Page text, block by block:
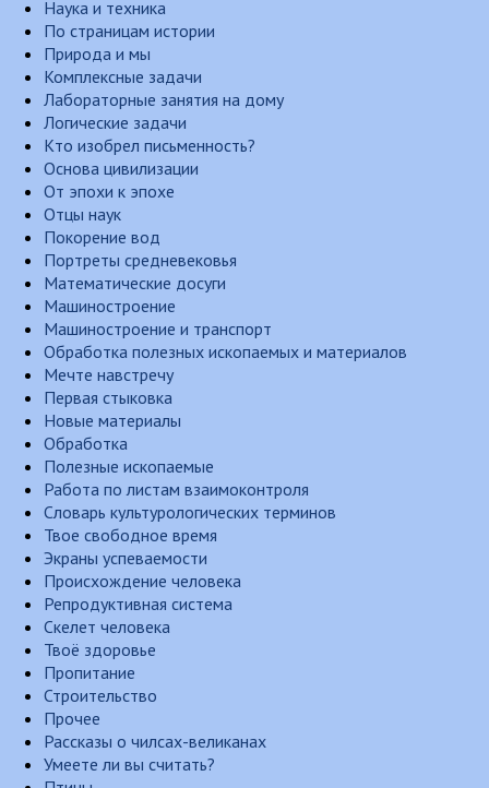
Наука и техника
По страницам истории
Природа и мы
Комплексные задачи
Лабораторные занятия на дому
Логические задачи
Кто изобрел письменность?
Основа цивилизации
От эпохи к эпохе
Отцы наук
Покорение вод
Портреты средневековья
Математические досуги
Машиностроение
Машиностроение и транспорт
Обработка полезных ископаемых и материалов
Мечте навстречу
Первая стыковка
Новые материалы
Обработка
Полезные ископаемые
Работа по листам взаимоконтроля
Словарь культурологических терминов
Твое свободное время
Экраны успеваемости
Происхождение человека
Репродуктивная система
Скелет человека
Твоё здоровье
Пропитание
Строительство
Прочее
Рассказы о чилсах-великанах
Умеете ли вы считать?